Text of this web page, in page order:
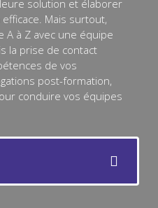
solution et élaborer
Mais surtout,
A à Z avec une équipe
la prise de contact
de vos
post-formation,
conduire vos équipes